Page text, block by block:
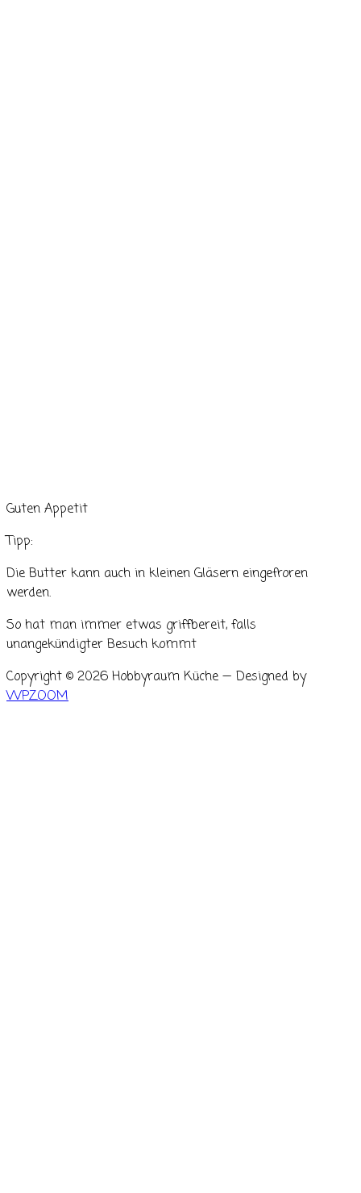
Guten Appetit
Tipp:
Die Butter kann auch in kleinen Gläsern eingefroren
werden.
So hat man immer etwas griffbereit, falls
unangekündigter Besuch kommt
Copyright © 2026 Hobbyraum Küche — Designed by
WPZOOM